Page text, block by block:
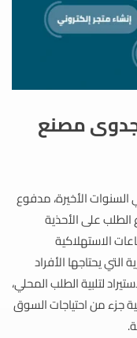
مصنع
الأخيرة، مدفوع
الطلب على الأحذية
الاستهلاكية
التي يحتاجها الأفراد
لتلبية الطلب المحلي،
جزء من احتياجات السوق